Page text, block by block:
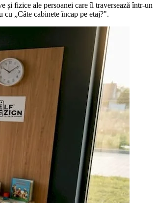
și fizice ale persoanei care îl traversează într-un
cu „Câte cabinete încap pe etaj?".